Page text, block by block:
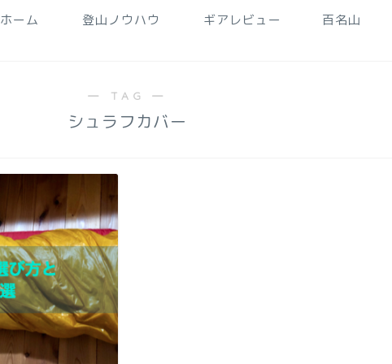
ホーム 登山ノウハウ ギアレビュー 百名山
― TAG ―
シュラフカバー